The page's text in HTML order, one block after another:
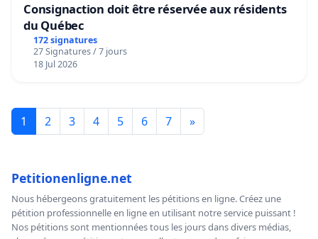
Consignaction doit être réservée aux résidents
du Québec
172 signatures
27 Signatures / 7 jours
18 Jul 2026
1 2 3 4 5 6 7 »
Petitionenligne.net
Nous hébergeons gratuitement les pétitions en ligne. Créez une
pétition professionnelle en ligne en utilisant notre service puissant !
Nos pétitions sont mentionnées tous les jours dans divers médias,